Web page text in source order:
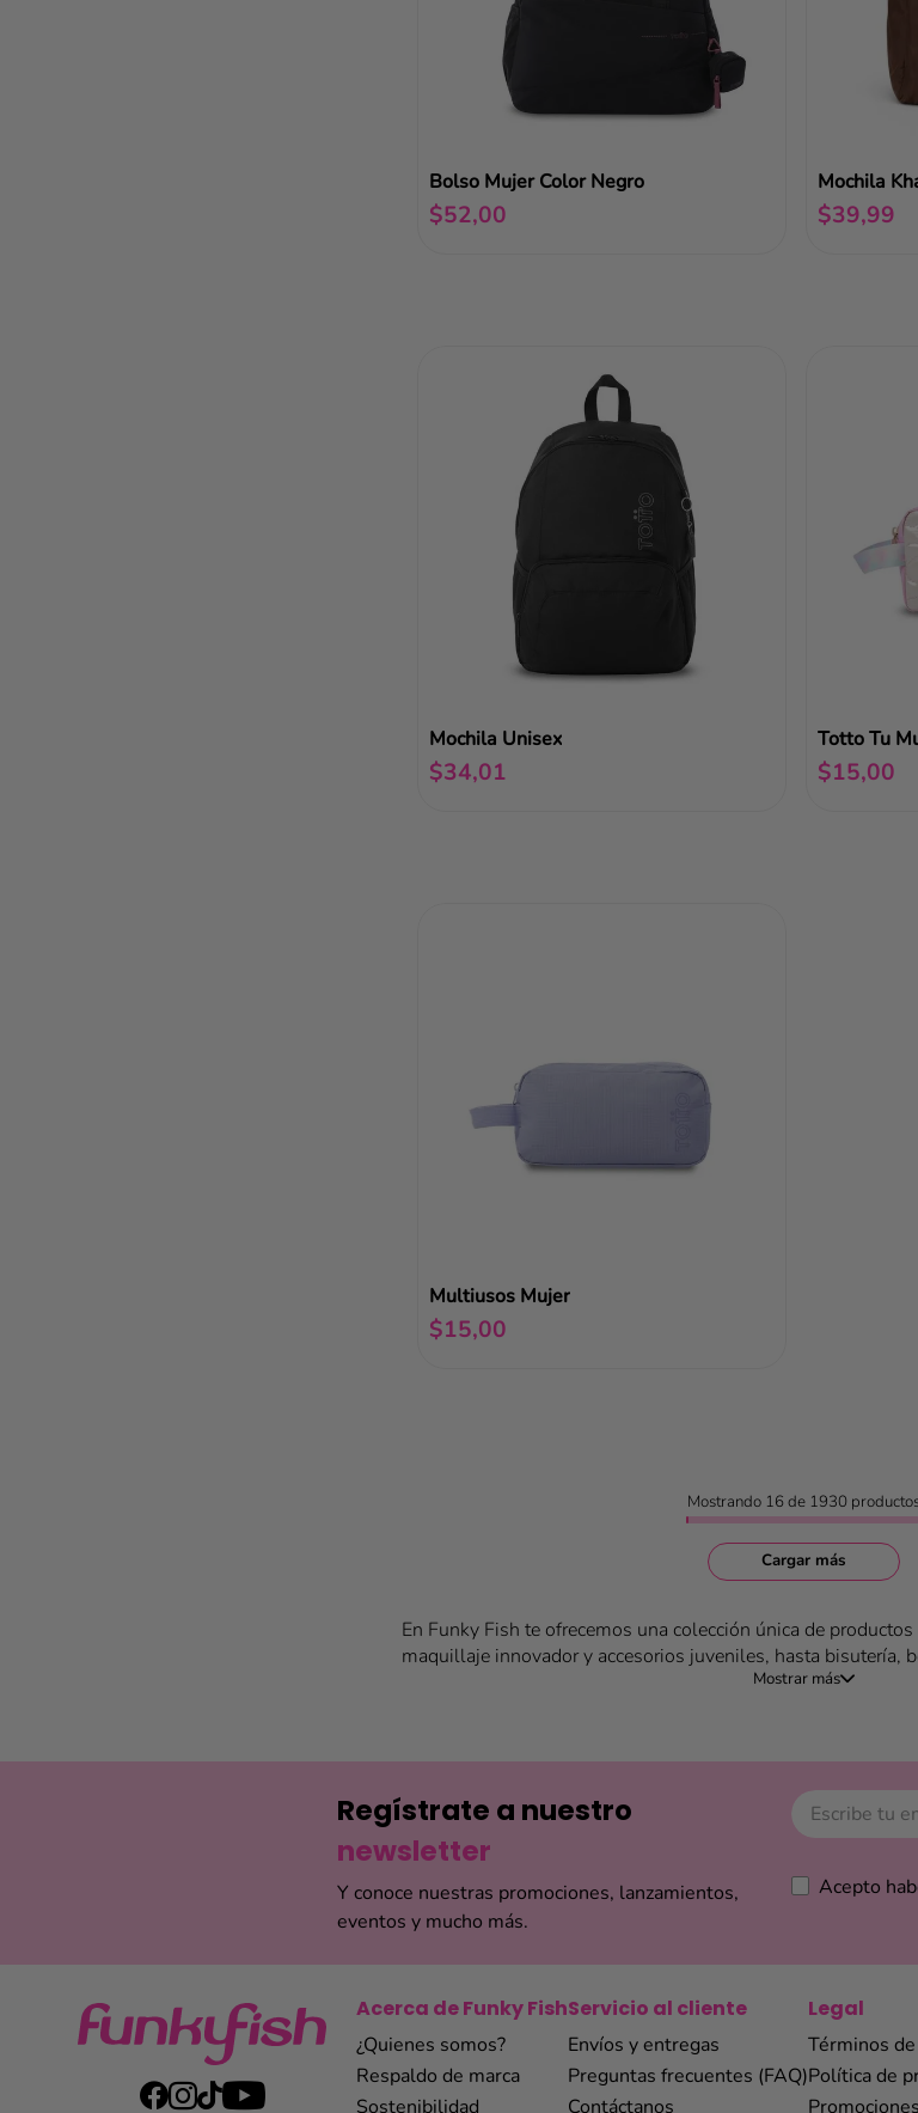
Bolso Mujer Color Negro
$52,00
Mochila
$39,99
Mochila Unisex
$34,01
Totto Tu
$15,00
Multiusos Mujer
$15,00
Mostrando 16 de 1930
Cargar más
En Funky Fish te ofrecemos una colección única de
maquillaje innovador y accesorios juveniles, hasta
está pensado para quienes buscan expresar su
Funky Fish encontrarás la inspiración que necesitas.
Regístrate a nuestro
newsletter
Y conoce nuestras promociones, lanzamientos,
eventos y mucho más.
Acepto
Acerca de Funky Fish
¿Quienes somos?
Respaldo de marca
Sostenibilidad
Servicio al cliente
Envíos y entregas
Preguntas frecuentes (FAQ)
Contáctanos
Legal
Términos
Política de